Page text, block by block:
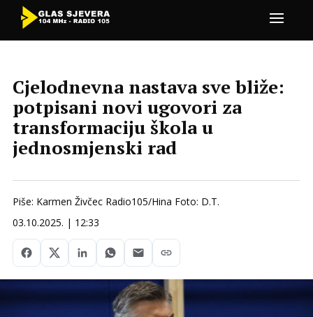
Cjelodnevna nastava sve bliže:
potpisani novi ugovori za
transformaciju škola u
jednosmjenski rad
Piše: Karmen Živčec Radio105/Hina Foto: D.T.
03.10.2025. | 12:33